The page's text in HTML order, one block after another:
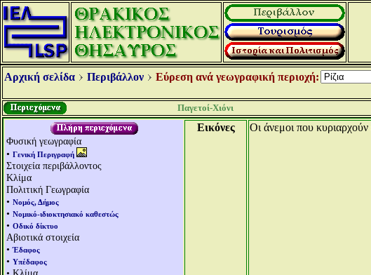
Αρχική σελίδα Περιβάλλον Εύρεση ανά γεωγραφική περιοχή:
Παγετοί-Χιόνι
Φυσική γεωγραφία
• Γενική Περιγραφή
Στοιχεία περιβάλλοντος
Κλίμα
Πολιτική Γεωγραφία
• Νομός, Δήμος
• Νομικό-ιδιοκτησιακό καθεστώς
• Οδικό δίκτυο
Αβιοτικά στοιχεία
•Έδαφος
• Υπέδαφος
Εικόνες Οι άνεμοι που κυριαρχούν